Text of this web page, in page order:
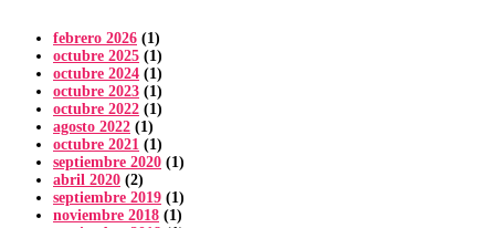
febrero 2026 (1)
octubre 2025 (1)
octubre 2024 (1)
octubre 2023 (1)
octubre 2022 (1)
agosto 2022 (1)
octubre 2021 (1)
septiembre 2020 (1)
abril 2020 (2)
septiembre 2019 (1)
noviembre 2018 (1)